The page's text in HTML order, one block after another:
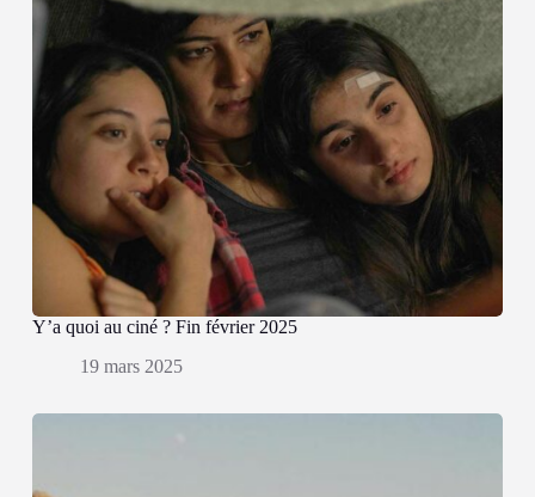
Y’a quoi au ciné ? Fin février 2025
19 mars 2025